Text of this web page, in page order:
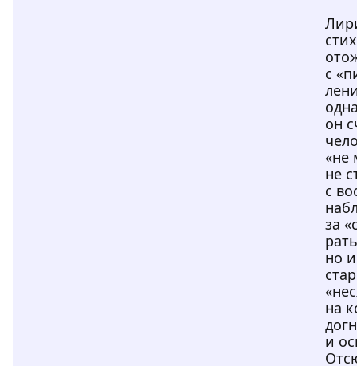
с
он
«не
не
с
за
но
на
и